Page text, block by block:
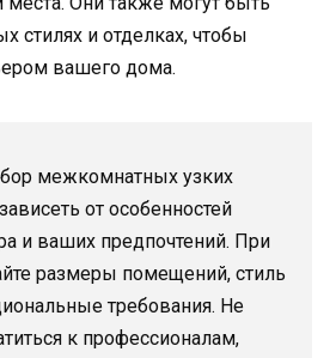
стилях и отделках, чтобы
вашего дома.
межкомнатных узких
от особенностей
и ваших предпочтений. При
размеры помещений, стиль
требования. Не
к профессионалам,